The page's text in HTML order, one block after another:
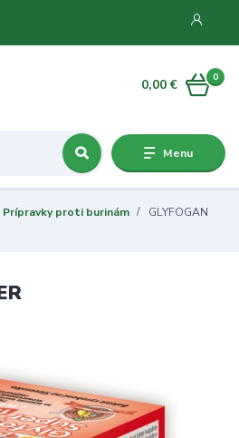
Menu
0
0,00 €
Prípravky proti burinám
GLYFOGAN